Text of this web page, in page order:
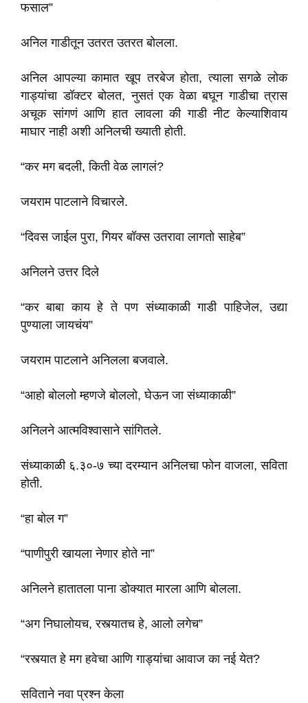
फसाल”
अनिल गाडीतून उतरत उतरत बोलला.
अनिल आपल्या कामात खूप तरबेज होता, त्याला सगळे लोक
गाड्यांचा डॉक्टर बोलत, नुसतं एक वेळा बघून गाडीचा त्रास
अचूक सांगणं आणि हात लावला की गाडी नीट केल्याशिवाय
माघार नाही अशी अनिलची ख्याती होती.
“कर मग बदली, किती वेळ लागलं?
जयराम पाटलाने विचारले.
“दिवस जाईल पुरा, गियर बॉक्स उतरावा लागतो साहेब”
अनिलने उत्तर दिले
“कर बाबा काय हे ते पण संध्याकाळी गाडी पाहिजेल, उद्या
पुण्याला जायचंय”
जयराम पाटलाने अनिलला बजवाले.
“आहो बोललो म्हणजे बोललो, घेऊन जा संध्याकाळी”
अनिलने आत्मविश्वासाने सांगितले.
संध्याकाळी ६.३०-७ च्या दरम्यान अनिलचा फोन वाजला, सविता
होती.
“हा बोल ग”
“पाणीपुरी खायला नेणार होते ना”
अनिलने हातातला पाना डोक्यात मारला आणि बोलला.
“अग निघालोयच, रस्त्यातच हे, आलो लगेच”
“रस्त्यात हे मग हवेचा आणि गाड्यांचा आवाज का नई येत?
सविताने नवा प्रश्न केला